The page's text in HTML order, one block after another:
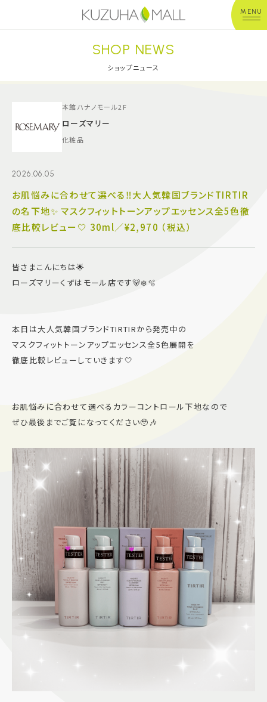
MENU
年中無休平 日：10:00~20:00
※店舗により異なる
ショップガイド
イベント
キッズ＆ベビー
施設案内
よくあるご質問
Follow US
SHOP NEWS
ショップニュース
本館ハナノモール2F
ローズマリー
化粧品
2026.06.05
お肌悩みに合わせて選べる‼️大人気韓国ブランドTIRTIR
の名下地✨ マスクフィットトーンアップエッセンス全5色徹
底比較レビュー🤍 30ml／¥2,970 （税込）
皆さまこんにちは🌟
ローズマリーくずはモール店です🐻‍❄️🫧
本日は大人気韓国ブランドTIRTIRから発売中の
マスクフィットトーンアップエッセンス全5色展開を
徹底比較レビューしていきます🤍
お肌悩みに合わせて選べるカラーコントロール下地なので
ぜひ最後までご覧になってください🥹🎶